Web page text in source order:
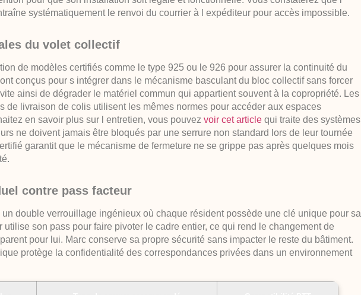
systématiquement le renvoi du courrier à l expéditeur pour accès impossible.
du volet collectif
de modèles certifiés comme le type 925 ou le 926 pour assurer la continuité du
conçus pour s intégrer dans le mécanisme basculant du bloc collectif sans forcer
ainsi de dégrader le matériel commun qui appartient souvent à la copropriété. Les
de livraison de colis utilisent les mêmes normes pour accéder aux espaces
en savoir plus sur l entretien, vous pouvezvoir cet article qui traite des systèmes
ne doivent jamais être bloqués par une serrure non standard lors de leur tournée
garantit que le mécanisme de fermeture ne se grippe pas après quelques mois
contre pass facteur
un double verrouillage ingénieux où chaque résident possède une clé unique pour sa
utilise son pass pour faire pivoter le cadre entier, ce qui rend le changement de
pour lui. Marc conserve sa propre sécurité sans impacter le reste du bâtiment.
protège la confidentialité des correspondances privées dans un environnement